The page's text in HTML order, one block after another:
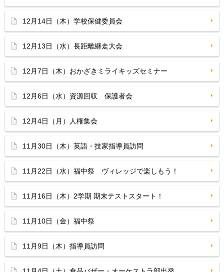
12月14日（木）学校保健委員会
12月13日（水）長距離継走大会
12月7日（木）おかざきミライキッズセミナー
12月6日（水）資源回収 保護者会
12月4日（月）人権集会
11月30日（木）英語・技家指導員訪問
11月22日（水）福中祭 ヴィレッジで楽しもう！
11月16日（木）2学期 期末テストスタート！
11月10日（金）福中祭
11月9日（木）指導員訪問